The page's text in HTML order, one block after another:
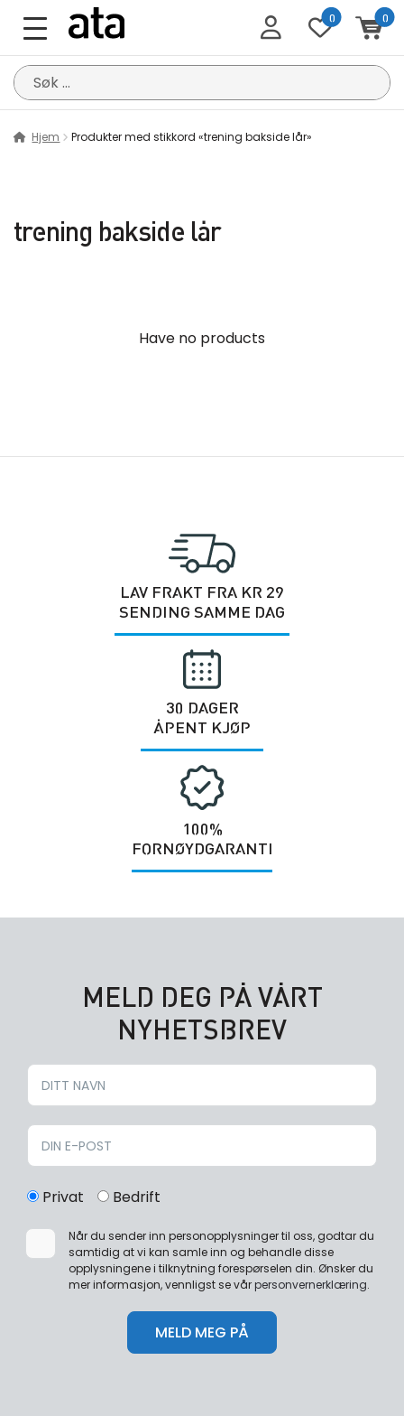
0 0
Søk
etter:
Hjem Produkter med stikkord «trening bakside lår»
trening bakside lår
Have no products
LAV FRAKT FRA KR 29
SENDING SAMME DAG
30 DAGER
ÅPENT KJØP
100%
FORNØYDGARANTI
MELD DEG PÅ VÅRT
NYHETSBREV
Privat Bedrift
Når du sender inn personopplysninger til oss, godtar du
samtidig at vi kan samle inn og behandle disse
opplysningene i tilknytning forespørselen din. Ønsker du
mer informasjon, vennligst se vårpersonvernerklæring.